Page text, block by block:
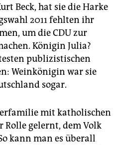
Beck, hat sie die Harke
2011 fehlten ihr
um die CDU zur
Königin Julia?
publizistischen
Weinkönigin war sie
sogar.
mit katholischen
Rolle gelernt, dem Volk
kann man es überall